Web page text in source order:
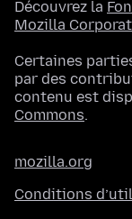
Découvrez la
Mozilla
Certaines
par des
contenu est
Commons.
mozilla.org
Conditions